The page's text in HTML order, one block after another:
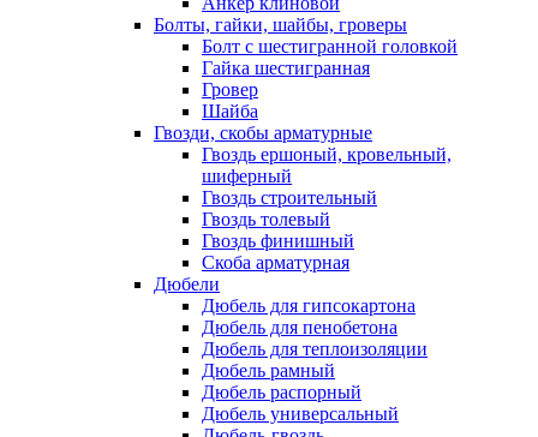
Болты, гайки, шайбы, гроверы
Болт c шестигранной головкой
Гайка шестигранная
Гровер
Шайба
Гвозди, скобы арматурные
Гвоздь ершоный, кровельный,
шиферный
Гвоздь строительный
Гвоздь толевый
Гвоздь финишный
Скоба арматурная
Дюбели
Дюбель для гипсокартона
Дюбель для пенобетона
Дюбель для теплоизоляции
Дюбель рамный
Дюбель распорный
Дюбель универсальный